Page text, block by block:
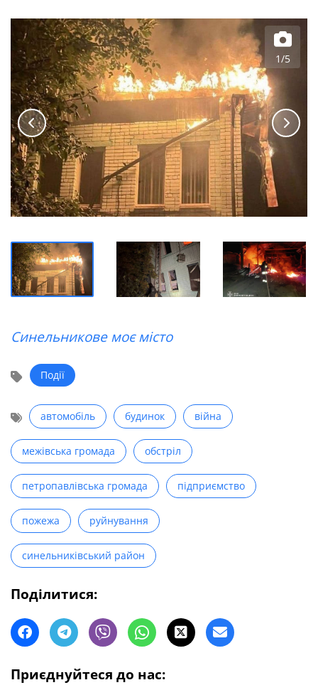
1/5
Синельникове моє місто
Події
автомобіль будинок війна
межівська громада обстріл
петропавлівська громада підприємство
пожежа руйнування
синельниківський район
Поділитися:
Приєднуйтеся до нас: